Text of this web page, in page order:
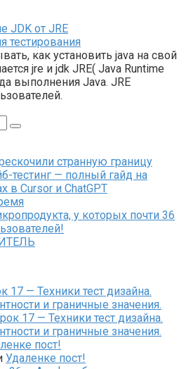
JDK от JRE
тестирования
как установить java на свой
jre и jdk JRE( Java Runtime
выполнения Java. JRE
странную границу
тестинг — полный гайд на
в Cursor и ChatGPT
у которых почти 36
17 — Техники тест дизайна.
и граничные значения.
17 — Техники тест дизайна.
и граничные значения.
пост!
Удаленке пост!